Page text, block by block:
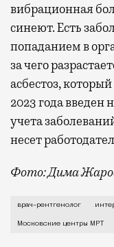
вибрационная
синеют. Есть
попаданием в
за чего
асбестоз,
2023 года введен
учета
несет
Фото: Дима
врач-рентгенолог
Московские центры МРТ